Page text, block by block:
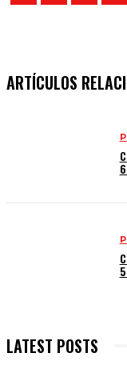
ARTÍCULOS
LATEST POSTS